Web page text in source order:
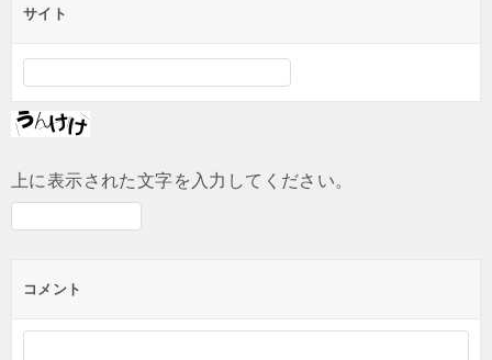
サイト
上に表示された文字を入力してください。
コメント